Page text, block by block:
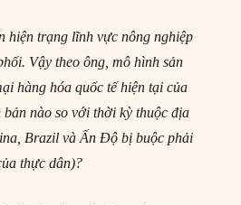
hiện trạng lĩnh vực nông nghiệp
Vậy theo ông, mô hình sản
hàng hóa quốc tế hiện tại của
bản nào so với thời kỳ thuộc địa
Brazil và Ấn Độ bị buộc phải
thực dân)?